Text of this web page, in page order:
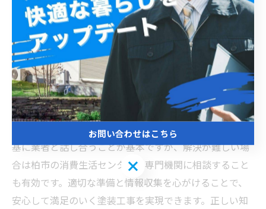
柏市での外壁塗装や屋根塗装は、建物の美観維持と耐久
性向上に欠かせません。しかし、塗装工事の見積もりで
は費用や作業内容の不透明さからトラブルが生じやすい
のが現状です。トラブルを防ぐためには、まず複数の業
者から詳細な見積もりを取り、使用材料や施工範囲をし
っかり確認することが重要です。特に塗料の種類や耐久
年数、追加料金の有無についても事前に質問しましょ
う。施工中や施工後に問題が発生した場合は、契約書を
基に業者と話し合うことが基本ですが、解決が難しい場
合は柏市の消費生活センターや専門機関に相談すること
も有効です。適切な準備と情報収集を心がけることで、
安心して満足のいく塗装工事を実現できます。正しい知
お問い合わせはこちら
お問い合わせはこちら